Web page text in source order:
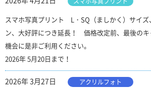
スマホ写真プリント L・SQ（ましかく）サイズ
ン、大好評につき延長！ 価格改定前、最後の
機会に是非ご利用ください。
2026年 5月20日まで！
2026年 3月27日 アクリルフォト